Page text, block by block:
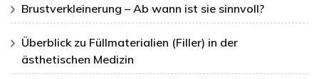
Brustverkleinerung – Ab wann ist sie sinnvoll?
Überblick zu Füllmaterialien (Filler) in der
ästhetischen Medizin